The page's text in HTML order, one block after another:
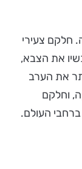
חלקם צעירי
את הצבא,
את הערב
וחלקם
העולם.